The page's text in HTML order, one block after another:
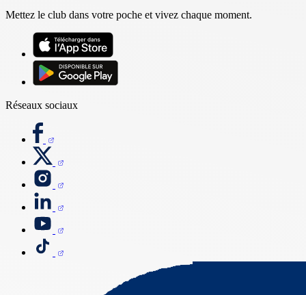
Mettez le club dans votre poche et vivez chaque moment.
Réseaux sociaux